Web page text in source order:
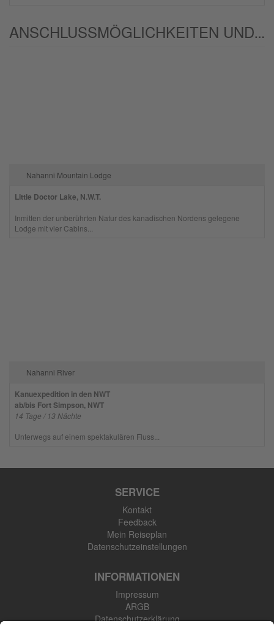
ANSCHLUSSMÖGLICHKEITEN UND/ODER ALTERNATIVEN:
Nahanni Mountain Lodge
Little Doctor Lake, N.W.T.
Inmitten der unberührten Natur des kanadischen Nordens gelegene
Lodge mit vier Cabins...
Nahanni River
Kanuexpedition in den NWT
ab/bis Fort Simpson, NWT
14 Tage / 13 Nächte
Unterwegs auf einem spektakulären Fluss...
SERVICE
Kontakt
Feedback
Mein Reiseplan
Datenschutzeinstellungen
INFORMATIONEN
Impressum
ARGB
Datenschutzerklärung